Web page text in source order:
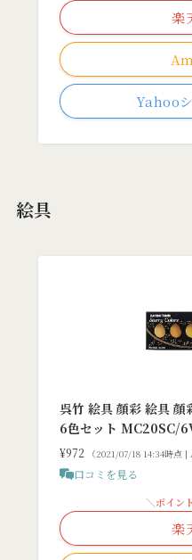
楽
Yahoo
絵具
呉竹 絵具 顔彩 絵具 顔
6色セット MC20SC/
¥972 （2021/07/18 14:34時点 |
口コミを見る
＼ポイン
楽